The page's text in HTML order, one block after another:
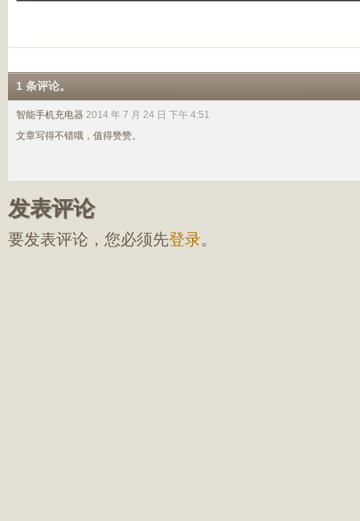
1 条评论。
智能手机充电器 2014 年 7 月 24 日 下午 4:51
文章写得不错哦，值得赞赞。
发表评论
要发表评论，您必须先登录。